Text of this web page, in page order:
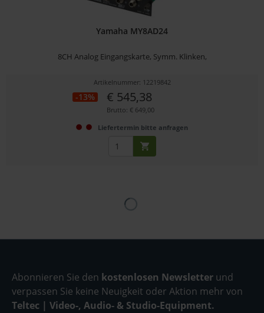
Yamaha MY8AD24
8CH Analog Eingangskarte, Symm. Klinken,
Artikelnummer: 12219842
-13% € 545,38
Brutto: € 649,00
Liefertermin bitte anfragen
Abonnieren Sie den kostenlosen Newsletter und
verpassen Sie keine Neuigkeit oder Aktion mehr von
Teltec | Video-, Audio- & Studio-Equipment.